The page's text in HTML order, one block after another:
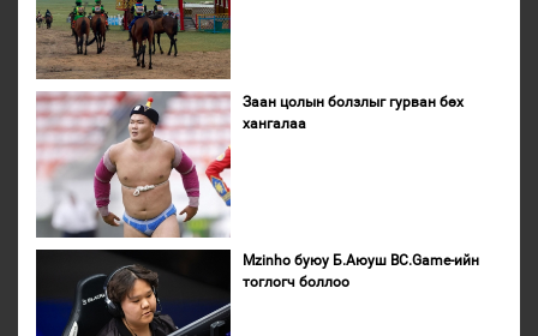
Заан цолын болзлыг гурван бөх
хангалаа
Mzinho буюу Б.Аюуш BC.Game-ийн
тоглогч боллоо